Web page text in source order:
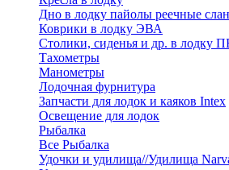
Дно в лодку пайолы реечные
Коврики в лодку ЭВА
Столики, сиденья и др. в лодку
Тахометры
Манометры
Лодочная фурнитура
Запчасти для лодок и каяков Intex
Освещение для лодок
Рыбалка
Все Рыбалка
Удочки и удилища//Удилища